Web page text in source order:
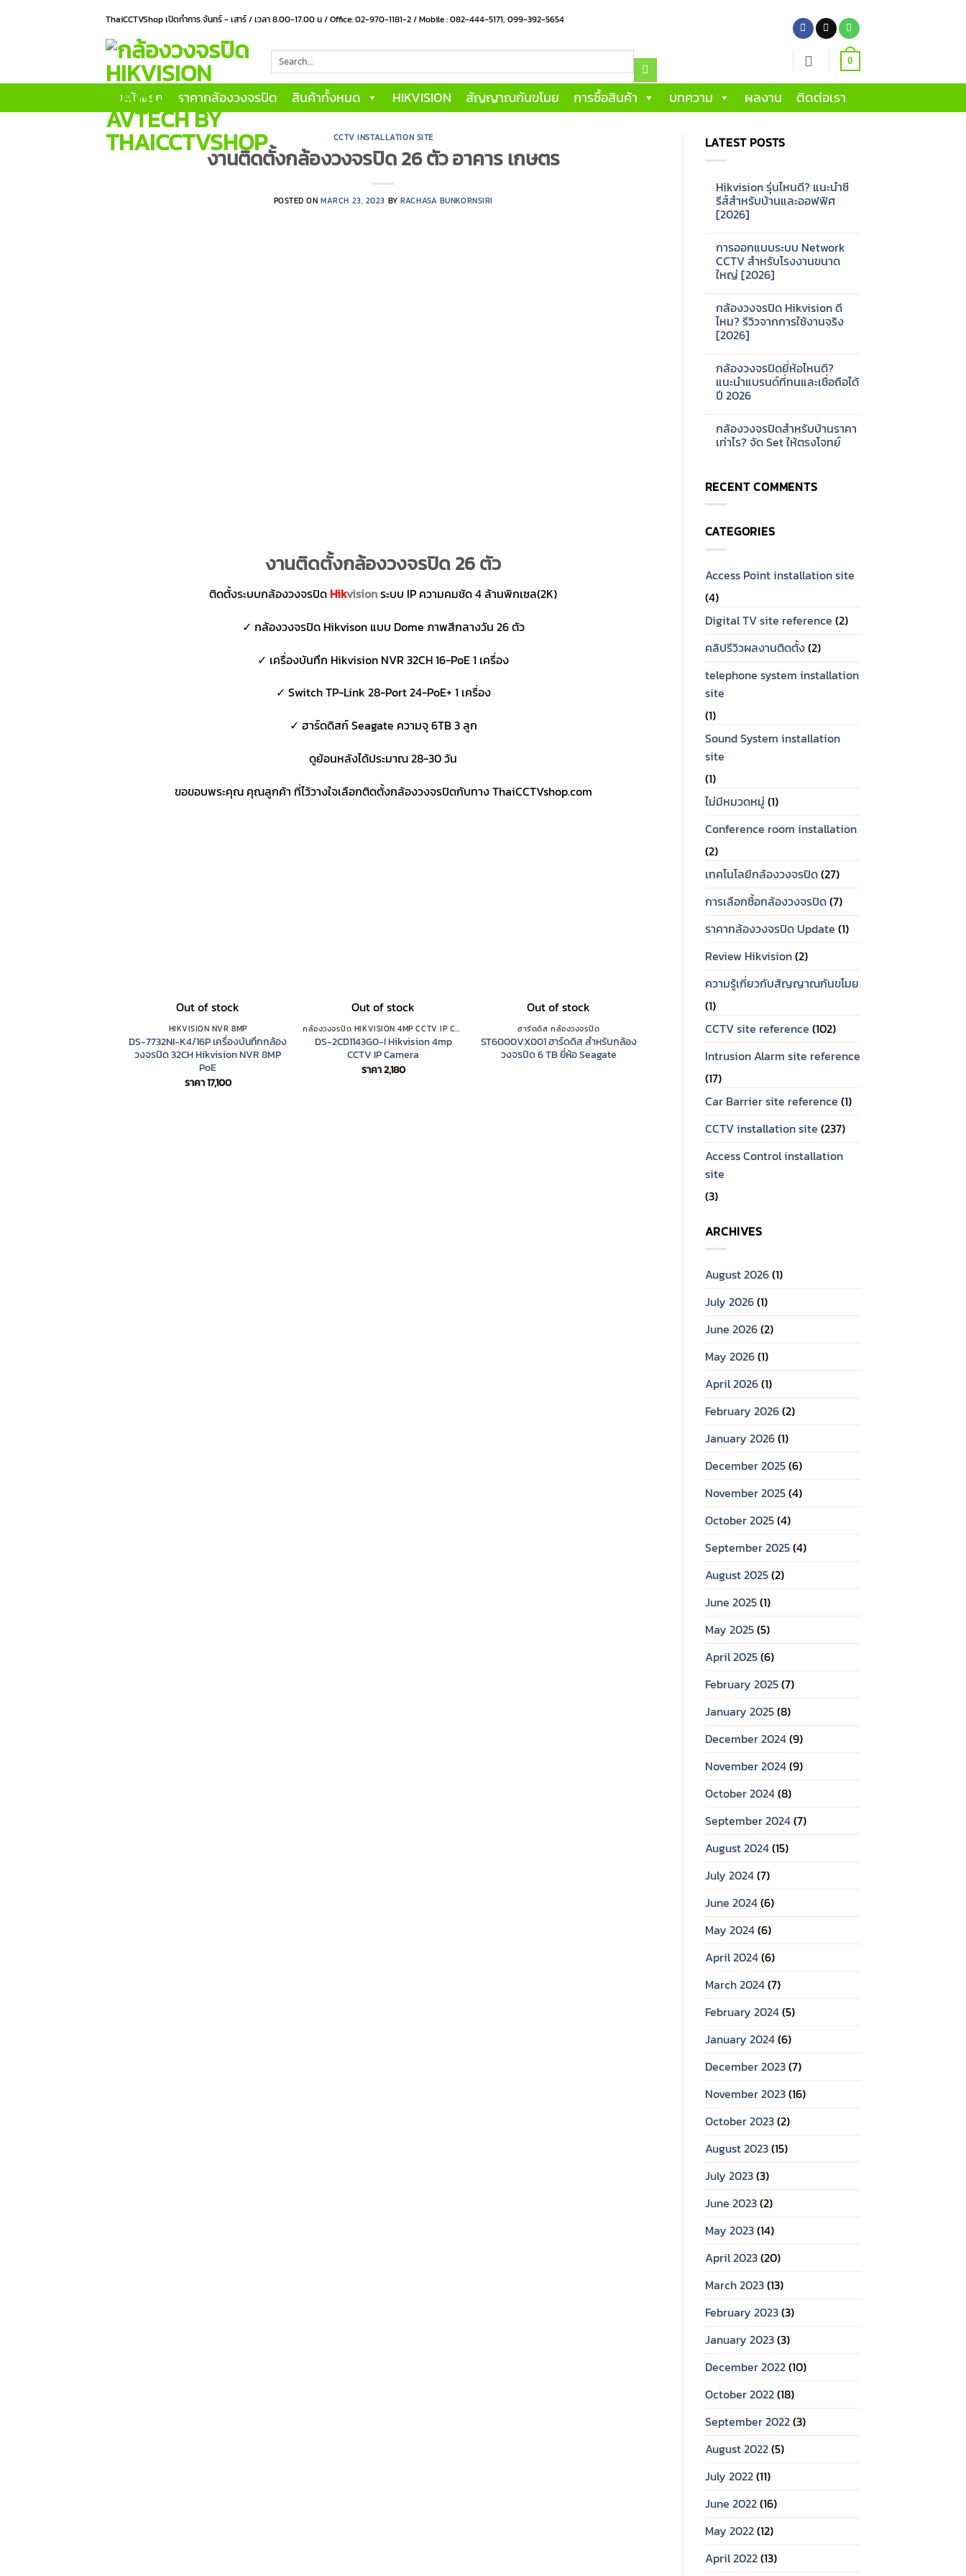
ThaiCCTVShop เปิดทำการ จันทร์ - เสาร์ / เวลา 8.00-17.00 น / Office: 02-970-1181-2 / Mobile : 082-444-5171, 099-392-5654
for:
0
หน้าแรก ราคากล้องวงจรปิด สินค้าทั้งหมด HIKVISION สัญญาณกันขโมย การซื้อสินค้า บทความ ผลงาน ติดต่อเรา
CCTV INSTALLATION SITE
งานติดตั้งกล้องวงจรปิด 26 ตัว อาคาร เกษตร
POSTED ONMARCH 23, 2023 BYRACHASA BUNKORNSIRI
งานติดตั้งกล้องวงจรปิด 26 ตัว
ติดตั้งระบบกล้องวงจรปิด Hikvisionระบบ IP ความคมชัด 4 ล้านพิกเซล(2K)
✓ กล้องวงจรปิด Hikvison แบบ Dome ภาพสีกลางวัน 26 ตัว
✓ เครื่องบันทึก Hikvision NVR 32CH 16-PoE 1 เครื่อง
✓ Switch TP-Link 28-Port 24-PoE+ 1 เครื่อง
✓ ฮาร์ดดิสก์ Seagate ความจุ 6TB 3 ลูก
ดูย้อนหลังได้ประมาณ 28-30 วัน
ขอขอบพระคุณ คุณลูกค้า ที่ไว้วางใจเลือกติดตั้งกล้องวงจรปิดกับทาง ThaiCCTVshop.com
Out of stock
HIKVISION NVR 8MP
DS-7732NI-K4/16P เครื่องบันทึกกล้อง
วงจรปิด 32CH Hikvision NVR 8MP
PoE
ราคา17,100
Out of stock
กล้องวงจรปิด HIKVISION 4MP CCTV IP CAMERA
DS-2CD1143G0-I Hikvision 4mp
CCTV IP Camera
ราคา2,180
Out of stock
ฮาร์ดดิส กล้องวงจรปิด
ST6000VX001 ฮาร์ดดิส สำหรับกล้อง
วงจรปิด 6 TB ยี่ห้อ Seagate
LATEST POSTS
Hikvision รุ่นไหนดี? แนะนำซี
รีส์สำหรับบ้านและออฟฟิศ
[2026]
on
Hikvision
รุ่น
ไหน
ซี
รีส์
สำหรับ
บ้าน
และ
การออกแบบระบบ Network
CCTV สำหรับโรงงานขนาด
ใหญ่ [2026]
on
การ
ออกแบบ
ระบบ
สำหรับ
โรงงาน
ขนาด
ใหญ่
[2026]
กล้องวงจรปิด Hikvision ดี
ไหม? รีวิวจากการใช้งานจริง
[2026]
on
กล้อง
วงจรปิด
Hikvision
รีวิว
จาก
การ
[2026]
กล้องวงจรปิดยี่ห้อไหนดี?
แนะนำแบรนด์ที่ทนและเชื่อถือได้
ปี 2026
on
กล้อง
วงจรปิด
แนะนำ
แบรนด์
ที่
เชื่อ
ได้
กล้องวงจรปิดสำหรับบ้านราคา
เท่าไร? จัด Set ให้ตรงโจทย์
กล้อง
วงจรปิด
สำหรับ
เท่าไร?
Set
โจทย์
RECENT COMMENTS
CATEGORIES
Access Point installation site
(4)
Digital TV site reference (2)
คลิปรีวิวผลงานติดตั้ง(2)
telephone system installation
site
(1)
Sound System installation
site
(1)
ไม่มีหมวดหมู่ (1)
Conference room installation
(2)
เทคโนโลยีกล้องวงจรปิด(27)
การเลือกซื้อกล้องวงจรปิด(7)
ราคากล้องวงจรปิด Update (1)
Review Hikvision(2)
ความรู้เกี่ยวกับสัญญาณกันขโมย
(1)
CCTV site reference (102)
Intrusion Alarm site reference
(17)
Car Barrier site reference (1)
CCTV installation site (237)
Access Control installation
site
(3)
ARCHIVES
August 2026(1)
July 2026(1)
June 2026(2)
May 2026(1)
April 2026(1)
February 2026(2)
January 2026(1)
December 2025(6)
November 2025(4)
October 2025(4)
September 2025(4)
August 2025(2)
June 2025(1)
May 2025(5)
April 2025(6)
February 2025(7)
January 2025(8)
December 2024(9)
November 2024(9)
October 2024(8)
September 2024(7)
August 2024(15)
July 2024(7)
June 2024(6)
May 2024(6)
April 2024(6)
March 2024(7)
February 2024(5)
January 2024(6)
December 2023(7)
November 2023(16)
October 2023(2)
August 2023(15)
July 2023(3)
June 2023(2)
May 2023(14)
April 2023(20)
March 2023(13)
February 2023(3)
January 2023(3)
December 2022(10)
October 2022(18)
September 2022(3)
August 2022(5)
July 2022(11)
June 2022(16)
May 2022(12)
April 2022(13)